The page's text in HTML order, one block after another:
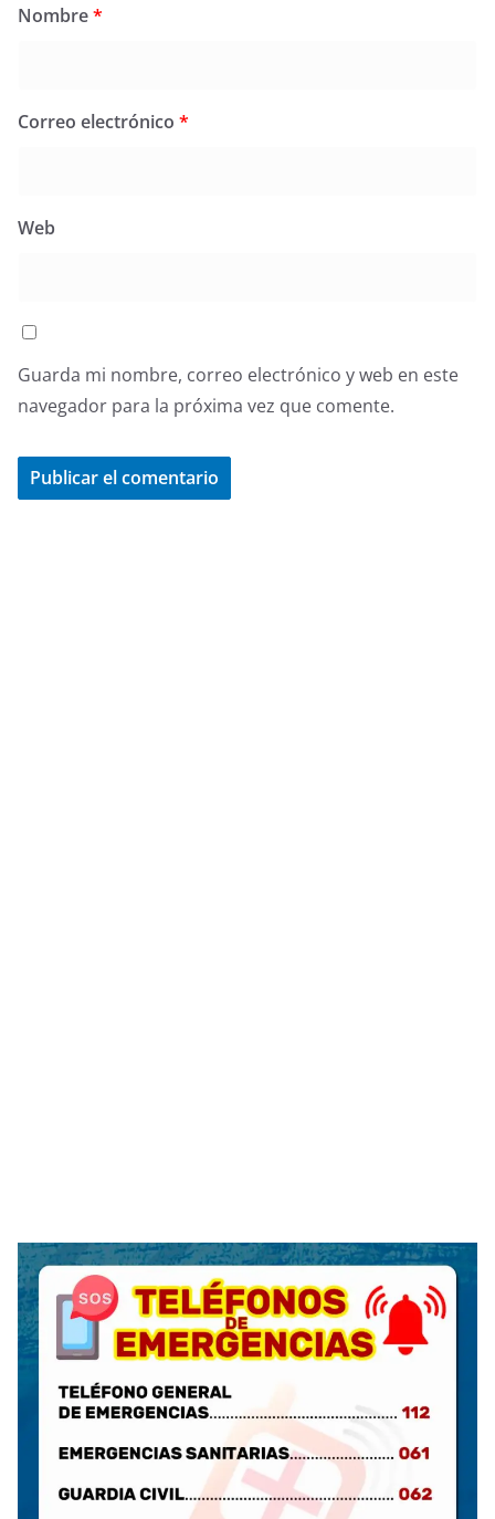
Nombre*
Correo electrónico *
Web
Guarda mi nombre, correo electrónico y web en este
navegador para la próxima vez que comente.